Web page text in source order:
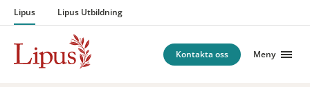
Hoppa till innehåll
Lipus Lipus Utbildning
Kontakta oss Meny